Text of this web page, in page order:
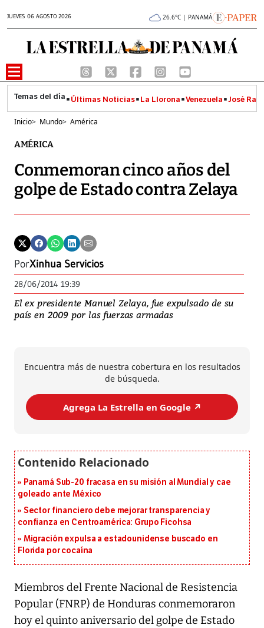
JUEVES 06 AGOSTO 2026 26.6°C | PANAMÁ
Últimas Noticias La Llorona Venezuela José
Inicio> Mundo> América
AMÉRICA
Conmemoran cinco años del
golpe de Estado contra Zelaya
PorXinhua Servicios
28/06/2014 19:39
El ex presidente Manuel Zelaya, fue expulsado de su
país en 2009 por las fuerzas armadas
Encuentra más de nuestra cobertura en los resultados
de búsqueda.
Agrega La Estrella en Google ↗️
Panamá Sub-20 fracasa en su misión al Mundial y cae
goleado ante México
Sector financiero debe mejorar transparencia y
confianza en Centroamérica: Grupo Ficohsa
Migración expulsa a estadounidense buscado en
Florida por cocaína
Miembros del Frente Nacional de Resistencia
Popular (FNRP) de Honduras conmemoraron
hoy el quinto aniversario del golpe de Estado